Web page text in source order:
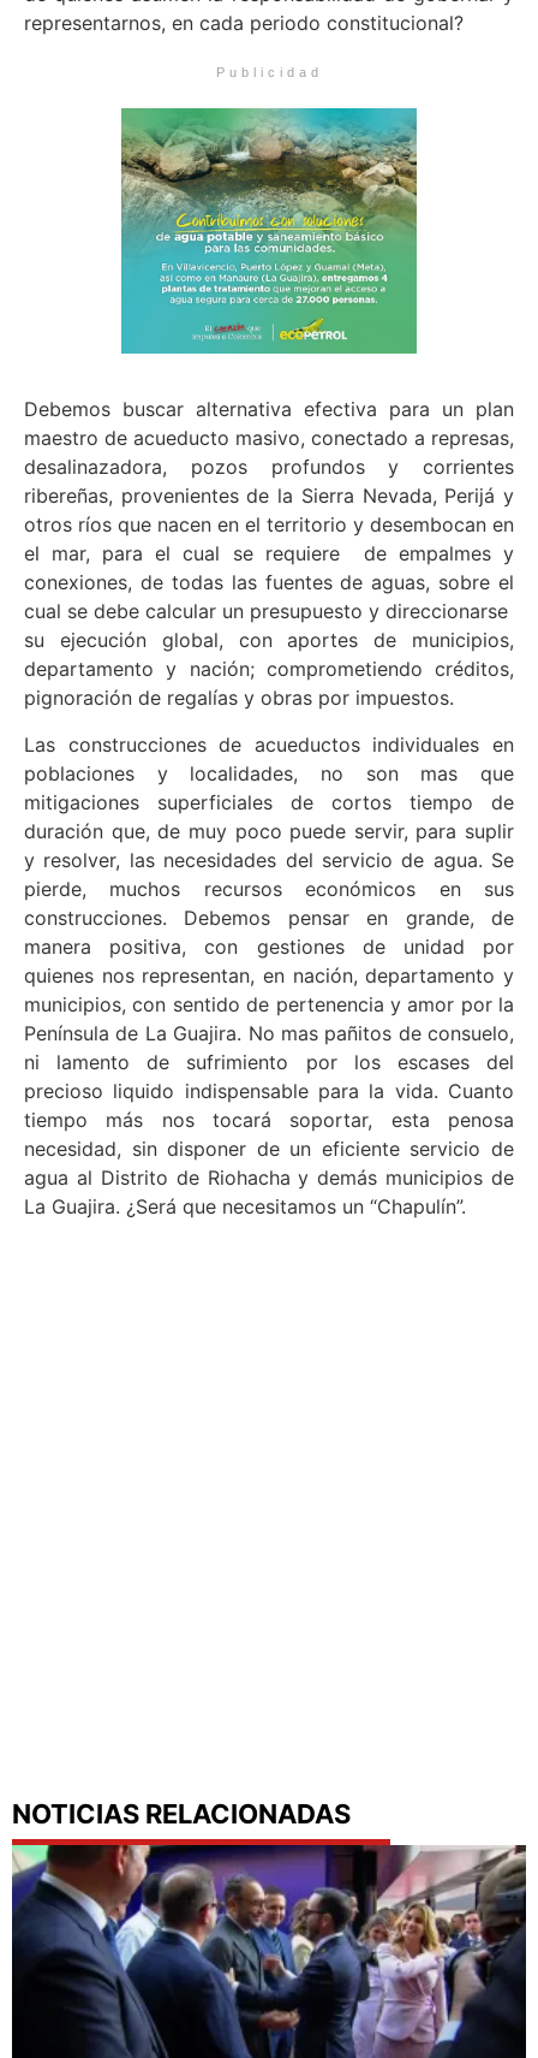
representarnos, en cada periodo constitucional?
Publicidad
Debemos buscar alternativa efectiva para un plan
maestro de acueducto masivo, conectado a represas,
desalinazadora, pozos profundos y corrientes
ribereñas, provenientes de la Sierra Nevada, Perijá y
otros ríos que nacen en el territorio y desembocan en
el mar, para el cual se requiere de empalmes y
conexiones, de todas las fuentes de aguas, sobre el
cual se debe calcular un presupuesto y direccionarse
su ejecución global, con aportes de municipios,
departamento y nación; comprometiendo créditos,
pignoración de regalías y obras por impuestos.
Las construcciones de acueductos individuales en
poblaciones y localidades, no son mas que
mitigaciones superficiales de cortos tiempo de
duración que, de muy poco puede servir, para suplir
y resolver, las necesidades del servicio de agua. Se
pierde, muchos recursos económicos en sus
construcciones. Debemos pensar en grande, de
manera positiva, con gestiones de unidad por
quienes nos representan, en nación, departamento y
municipios, con sentido de pertenencia y amor por la
Península de La Guajira. No mas pañitos de consuelo,
ni lamento de sufrimiento por los escases del
precioso liquido indispensable para la vida. Cuanto
tiempo más nos tocará soportar, esta penosa
necesidad, sin disponer de un eficiente servicio de
agua al Distrito de Riohacha y demás municipios de
La Guajira. ¿Será que necesitamos un “Chapulín”.
NOTICIAS RELACIONADAS